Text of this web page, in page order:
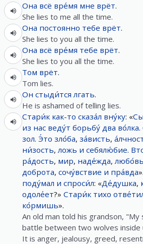
Она всё вре́мя мне врёт.
She lies to me all the time.
Она постоянно тебе врёт.
She lies to you all the time.
Она всё вре́мя тебе врёт.
She lies to you all the time.
Том врёт.
Tom lies.
Он стыди́тся лгать.
He is ashamed of telling lies.
Стари́к как-то сказа́л вну́ку: «
из нас веду́т борьбу́ два во́лка.
зол. Э́то зло́ба, за́висть,
ни́зость,ложь и себялю́бие.
ра́дость, мир, наде́жда,любо́вь
доброта, сочу́вствие и пра́вда».
поду́мал и спроси́л: «Де́душка,
одоле́ет?» Стари́к тихо
ко́рмишь».
An old man told his grandson, "My
battle between two wolves inside
It is anger, jealousy, greed,